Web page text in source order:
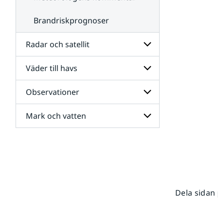
Brandriskprognoser
Radar och satellit
Undersidor
för
Radar
och
satellit
Väder till havs
Undersidor
för
Väder
till
havs
Observationer
Undersidor
för
Mark och vatten
Dela sidan